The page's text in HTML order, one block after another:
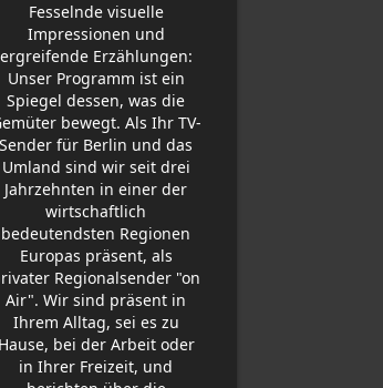
Fesselnde visuelle
Impressionen und
ergreifende Erzählungen:
Unser Programm ist ein
Spiegel dessen, was die
bewegt. Als Ihr TV-
Sender für Berlin und das
Umland sind wir seit drei
Jahrzehnten in einer der
wirtschaftlich
bedeutendsten Regionen
Europas präsent, als
Regionalsender "on
Air". Wir sind präsent in
Ihrem Alltag, sei es zu
Hause, bei der Arbeit oder
in Ihrer Freizeit, und